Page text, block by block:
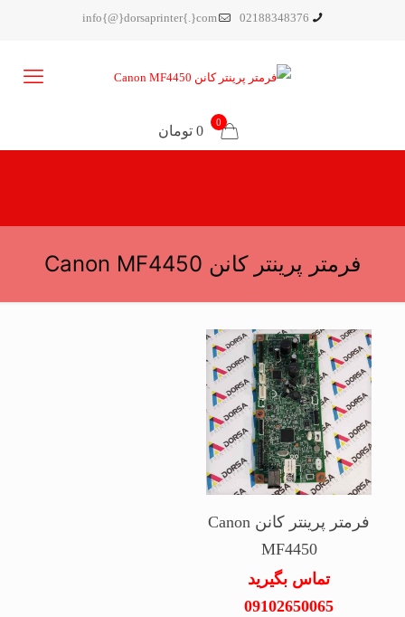
02188348376
info{@}dorsaprinter{.}com
0
0 تومان
فرمتر پرینتر کانن Canon MF4450
فرمتر پرینتر کانن Canon
MF4450
تماس بگیرید
09102650065